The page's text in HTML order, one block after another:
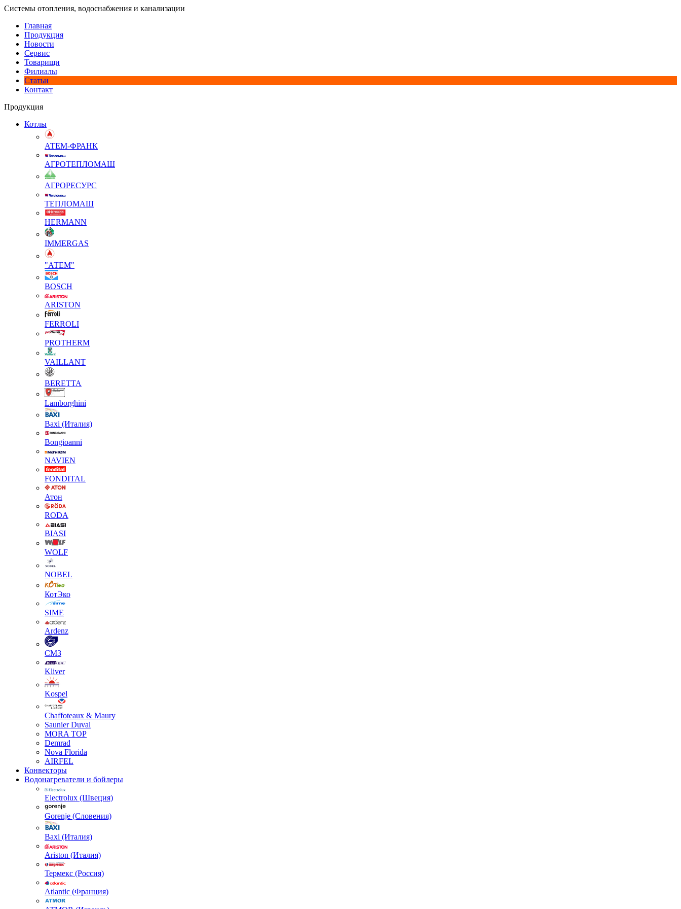
Системы отопления, водоснабжения и канализации
Главная
Продукция
Новости
Сервис
Товарищи
Филиалы
Статьи
Контакт
Продукция
Котлы
АТЕМ-ФРАНК
АГРОТЕПЛОМАШ
АГРОРЕСУРС
ТЕПЛОМАШ
HERMANN
IMMERGAS
"АТЕМ"
BOSCH
ARISTON
FERROLI
PROTHERM
VAILLANT
BERETTA
Lamborghini
Baxi (Италия)
Вongioanni
NAVIEN
FONDITAL
Атон
RODA
BIASI
WOLF
NOBEL
КотЭко
SIME
Ardenz
СМЗ
Kliver
Kospel
Chaffoteaux & Maury
Saunier Duval
MORA TOP
Demrad
Nova Florida
AIRFEL
Конвекторы
Водонагреватели и бойлеры
Electrolux (Швеция)
Gorenje (Словения)
Baxi (Италия)
Ariston (Италия)
Термекс (Россия)
Atlantic (Франция)